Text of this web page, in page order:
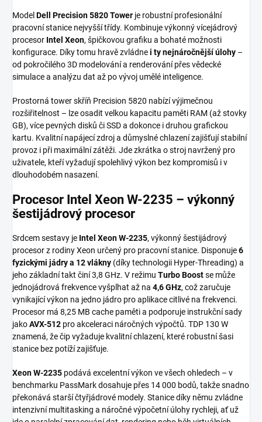
Model Dell Precision 5820 Tower je robustní profesionální
pracovní stanice nejvyšší třídy. Kombinuje výkonný vícejádrový
procesor Intel Xeon, špičkovou grafiku a bohaté možnosti
konfigurace. Díky tomu hravě zvládnei ty nejnáročnější úlohy –
od pokročilého 3D modelování a renderování přes vědecké
simulace a analýzu dat až po vývoj umělé inteligence.
Prostorná tower skříň Precision 5820 nabízí výjimečnou
rozšiřitelnost – lze osadit velkou kapacitu paměti RAM (až stovky
GB), více pevných disků či SSD a dokonce i druhou grafickou
kartu. Kvalitní napájecí zdroj a důmyslné chlazení zajišťují stabilní
provoz i při maximální zátěži. Jde zkrátka o stroj navržený pro
uživatele, kteří vyžadují spolehlivý výkon bez kompromisů i v
dlouhodobém nasazení.
Procesor Intel Xeon W-2235 – výkonný
šestijádrový procesor
Srdcem sestavy je Intel Xeon W-2235, výkonný šestijádrový
procesor z rodiny Xeon určený pro pracovní stanice. Disponuje6
fyzickými jádry a 12 vlákny (díky technologii Hyper-Threading) a
jeho základní takt činí 3,8 GHz. V režimu Turbo Boostse může
jednojádrová frekvence vyšplhat až na 4,6 GHz, což zaručuje
vynikající výkon na jedno jádro pro aplikace citlivé na frekvenci.
Procesor má 8,25 MB cache paměti a podporuje instrukční sady
jakoAVX-512 pro akceleraci náročných výpočtů. TDP 130 W
znamená, že čip vyžaduje kvalitní chlazení, které robustní šasi
stanice bez potíží zajišťuje.
Xeon W-2235 podává excelentní výkon ve všech ohledech – v
benchmarku PassMark dosahuje přes 14 000 bodů, takže snadno
překonává starší čtyřjádrové modely. Stanice díky němu zvládne
intenzivní multitasking a náročné výpočetní úlohy rychleji, ať už